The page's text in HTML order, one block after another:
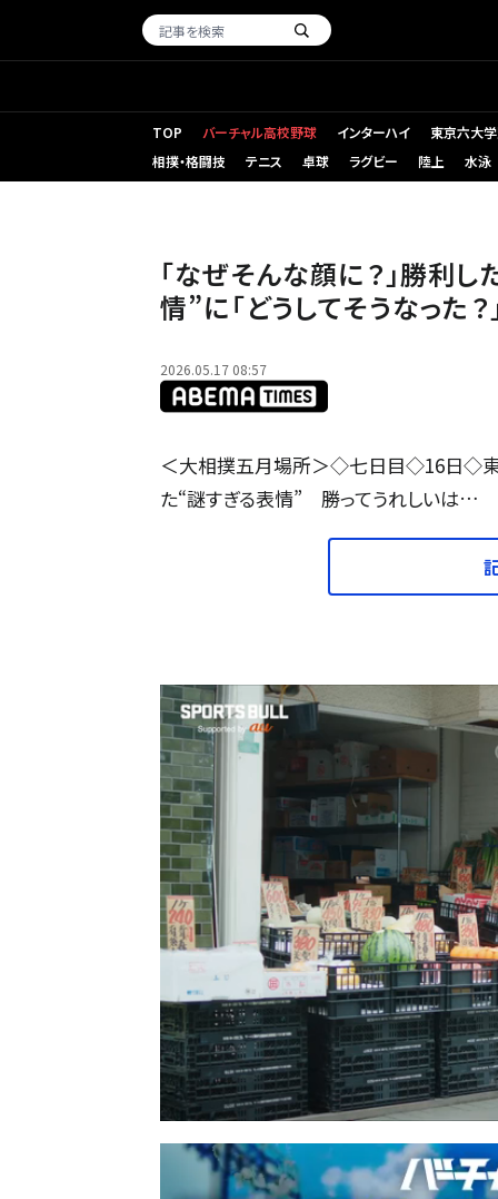
TOP バーチャル高校野球 インターハイ
東京六大
相撲・格闘技
テニス 卓球 ラグビー 陸上 水泳
「なぜそんな顔に？」勝利
情”に「どうしてそうなった？
2026.05.17 08:57
＜大相撲五月場所＞◇七日目◇16日◇東
た“謎すぎる表情” 勝ってうれしいは…